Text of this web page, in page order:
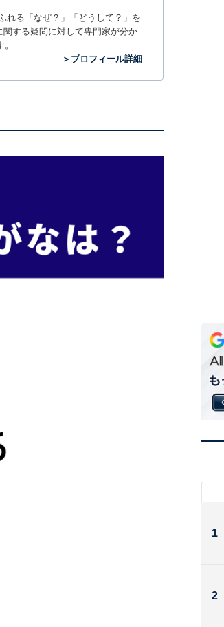
れる「なぜ？」「どうして？」を
する疑問に対して専門家が分か
＞プロフィール詳細
1
2